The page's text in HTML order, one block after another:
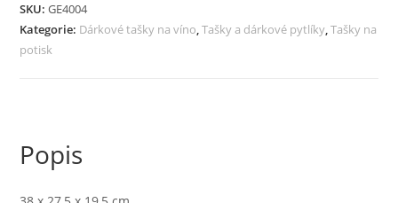
juty,
multifunkční,
SKU:GE4004
Kategorie: Dárkové tašky na víno,Tašky a dárkové pytlíky,Tašky na
potisk
Popis